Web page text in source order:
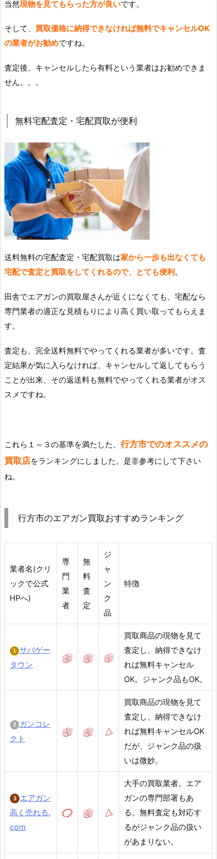
当然現物を見てもらった方が良いです。
そして、 買取価格に納得できなければ無料でキャンセルOK
の業者がお勧めですね。
査定後、キャンセルしたら有料という業者はお勧めできま
せん。。。
無料宅配査定・宅配買取が便利
送料無料の宅配査定・宅配買取は家から一歩も出なくても
宅配で査定と買取をしてくれるので、とても便利。
田舎でエアガンの買取屋さんが近くになくても、宅配なら
専門業者の適正な見積もりにより高く買い取ってもらえま
す。
査定も、完全送料無料でやってくれる業者が多いです。査
定結果が気に入らなければ、キャンセルして返してもらう
ことが出来、その返送料も無料でやってくれる業者がオス
スメですね。
これら１～３の基準を満たした、 行方市でのオススメの
買取店をランキングにしました。是非参考にして下さい
ね。
行方市のエアガン買取おすすめランキング
業者名(クリ
ックで公式
HPへ)
専
門
業
者
無
料
査
定
ジ
ャ
ン
ク
品
特徴
サバゲー
タウン
買取商品の現物を見て
査定し、納得できなけ
れば無料キャンセル
OK。ジャンク品もOK。
ガンコレ
クト
買取商品の現物を見て
査定し、納得できなけ
れば無料キャンセルOK
だが、ジャンク品の扱
いは微妙。
エアガン
高く売れる.
com
大手の買取業者。エア
ガンの専門部署もあ
る。無料査定も対応す
るがジャンク品の扱い
があまりない。